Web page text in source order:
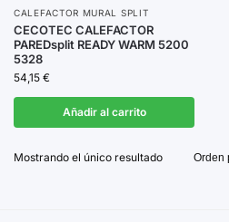
CALEFACTOR MURAL SPLIT
CECOTEC CALEFACTOR
PAREDsplit READY WARM 5200
5328
54,15 €
Añadir al carrito
Mostrando el único resultado